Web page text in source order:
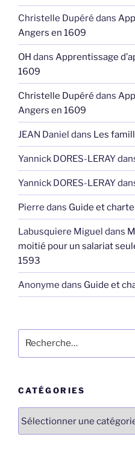
Christelle Dupéré dans
Angers en 1609
OH dans Apprentissage
1609
Christelle Dupéré dans
Angers en 1609
JEAN Daniel dans Les
Yannick DORES-LERAY
Yannick DORES-LERAY
Pierre dans Guide et
Labusquiere Miguel dans
moitié pour un salariat
1593
Anonyme dans Guide et
pour
CATÉGORIES